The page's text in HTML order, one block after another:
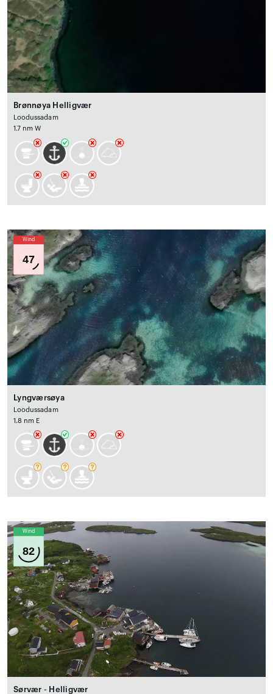
Brønnøya Helligvær
Loodussadam
1.7 nm W
Wind
47
Lyngværsøya
Loodussadam
1.8 nm E
Wind
82
Sørvær - Helligvær